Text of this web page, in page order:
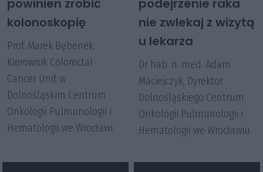
powinien zrobić
kolonoskopię
Prof. Marek Bębenek,
Kierownik Colorectal
Cancer Unit w
Dolnośląskim Centrum
Onkologii Pulmunologii i
Hematologii we Wrocławi.
podejrzenie raka
nie zwlekaj z wizytą
u lekarza
Dr hab. n. med. Adam
Maciejczyk, Dyrektor
Dolnośląskiego Centrum
Onkologii Pulmunologii i
Hematologii we Wrocławiu.